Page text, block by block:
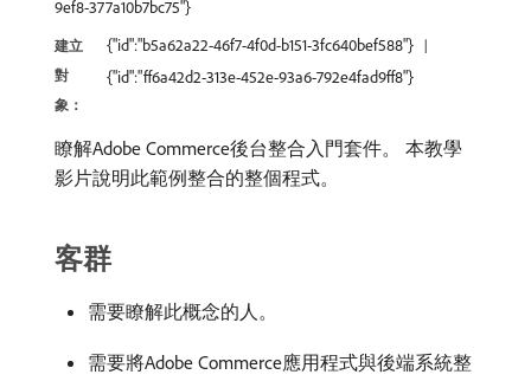
9ef8-377a10b7bc75"}
建立
對
象：
{"id":"b5a62a22-46f7-4f0d-b151-3fc640bef588"}
{"id":"ff6a42d2-313e-452e-93a6-792e4fad9ff8"}
瞭解Adobe Commerce後台整合入門套件。 本教學
影片說明此範例整合的整個程式。
客群
需要瞭解此概念的人。
需要將Adobe Commerce應用程式與後端系統整